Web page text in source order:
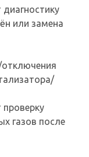
или замена
газов после